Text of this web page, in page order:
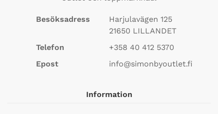
Besöksadress
Harjulavägen 125
21650 LILLANDET
Telefon
+358 40 412 5370
Epost
info@simonbyoutlet.fi
Information